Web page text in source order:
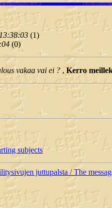
(1)
(0)
vakaa vai ei ? , Kerro
subjects
juttupalsta / The